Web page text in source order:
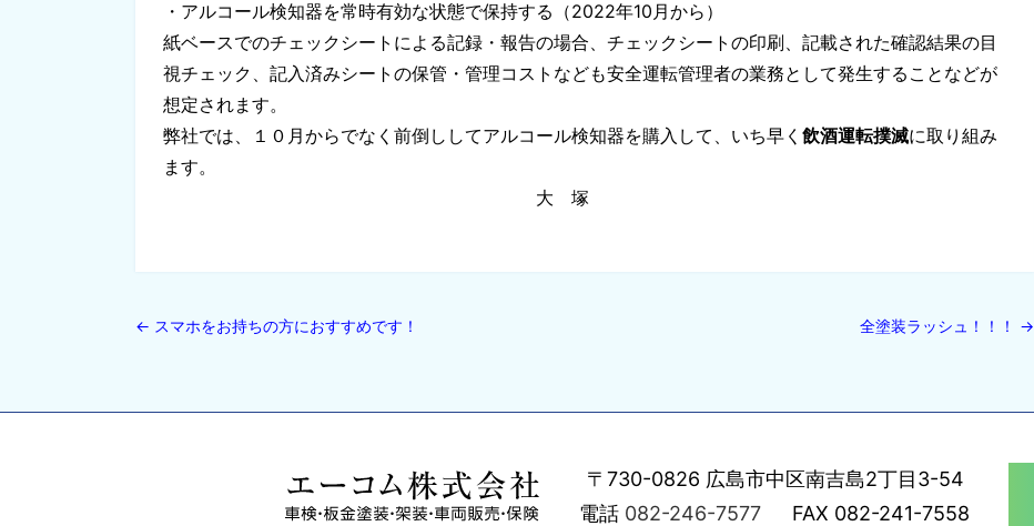
・アルコール検知器を常時有効な状態で保持する（2022年10月から）
紙ベースでのチェックシートによる記録・報告の場合、チェックシートの印刷、記載された確認結果の目
視チェック、記入済みシートの保管・管理コストなども安全運転管理者の業務として発生することなどが
想定されます。
弊社では、１０月からでなく前倒ししてアルコール検知器を購入して、いち早く 飲酒運転撲滅に取り組み
ます。
大 塚
← スマホをお持ちの方におすすめです！ 全塗装ラッシュ！！！ →
〒730-0826 広島市中区南吉島2丁目3-54
電話 082-246-7577 FAX 082-241-7558